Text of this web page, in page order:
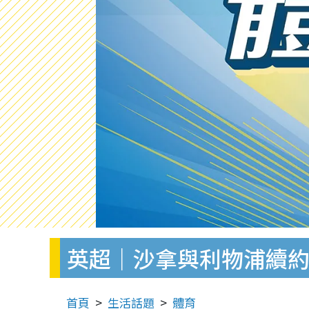
英超｜沙拿與利物浦續約
首頁 生活話題 體育